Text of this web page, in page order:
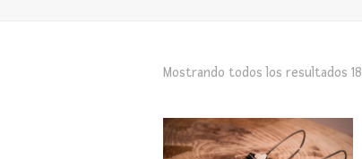
Mostrando todos los resultados 18